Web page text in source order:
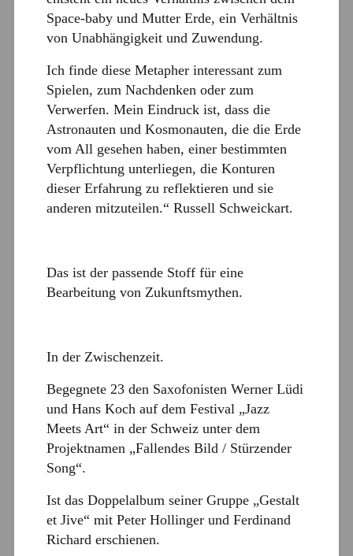
Space-baby und Mutter Erde, ein Verhältnis
von Unabhängigkeit und Zuwendung.
Ich finde diese Metapher interessant zum
Spielen, zum Nachdenken oder zum
Verwerfen. Mein Eindruck ist, dass die
Astronauten und Kosmonauten, die die Erde
vom All gesehen haben, einer bestimmten
Verpflichtung unterliegen, die Konturen
dieser Erfahrung zu reflektieren und sie
anderen mitzuteilen.“ Russell Schweickart.
Das ist der passende Stoff für eine
Bearbeitung von Zukunftsmythen.
In der Zwischenzeit.
Begegnete 23 den Saxofonisten Werner Lüdi
und Hans Koch auf dem Festival „Jazz
Meets Art“ in der Schweiz unter dem
Projektnamen „Fallendes Bild / Stürzender
Song“.
Ist das Doppelalbum seiner Gruppe „Gestalt
et Jive“ mit Peter Hollinger und Ferdinand
Richard erschienen.